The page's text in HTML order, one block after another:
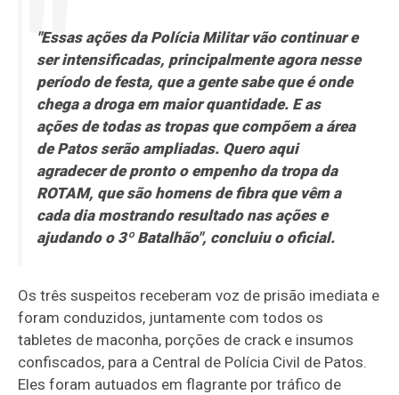
"Essas ações da Polícia Militar vão continuar e
ser intensificadas, principalmente agora nesse
período de festa, que a gente sabe que é onde
chega a droga em maior quantidade. E as
ações de todas as tropas que compõem a área
de Patos serão ampliadas. Quero aqui
agradecer de pronto o empenho da tropa da
ROTAM, que são homens de fibra que vêm a
cada dia mostrando resultado nas ações e
ajudando o 3º Batalhão", concluiu o oficial.
Os três suspeitos receberam voz de prisão imediata e
foram conduzidos, juntamente com todos os
tabletes de maconha, porções de crack e insumos
confiscados, para a Central de Polícia Civil de Patos.
Eles foram autuados em flagrante por tráfico de